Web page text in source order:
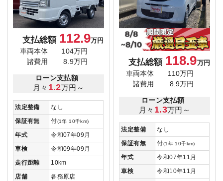
支払総額 112.9万円
車両本体
104万円
諸費用
8.9万円
ローン支払額
月々 1.2万円～
法定整備
なし
保証有無
付(1年 10千km)
年式
令和07年09月
車検
令和09年09月
走行距離
10km
店舗
各務原店
支払総額 118.9万円
車両本体
110万円
諸費用
8.9万円
ローン支払額
月々 1.3万円～
法定整備
なし
保証有無
付(1年 10千km)
年式
令和07年11月
車検
令和10年11月